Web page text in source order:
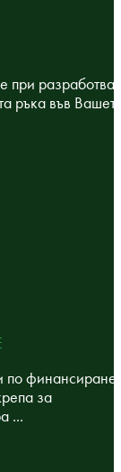
при
ръка във
по финансиране
за
...